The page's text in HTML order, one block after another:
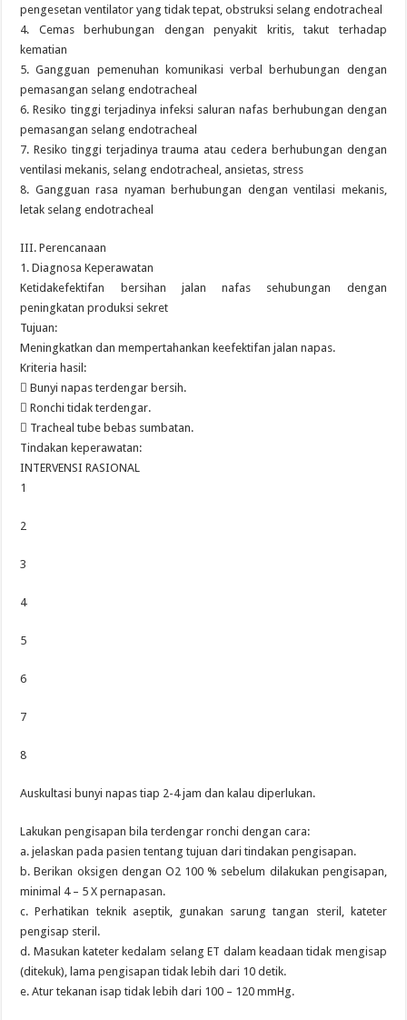
pengesetan ventilator yang tidak tepat, obstruksi selang endotracheal
4. Cemas berhubungan dengan penyakit kritis, takut terhadap
kematian
5. Gangguan pemenuhan komunikasi verbal berhubungan dengan
pemasangan selang endotracheal
6. Resiko tinggi terjadinya infeksi saluran nafas berhubungan dengan
pemasangan selang endotracheal
7. Resiko tinggi terjadinya trauma atau cedera berhubungan dengan
ventilasi mekanis, selang endotracheal, ansietas, stress
8. Gangguan rasa nyaman berhubungan dengan ventilasi mekanis,
letak selang endotracheal
III. Perencanaan
1. Diagnosa Keperawatan
Ketidakefektifan bersihan jalan nafas sehubungan dengan
peningkatan produksi sekret
Tujuan:
Meningkatkan dan mempertahankan keefektifan jalan napas.
Kriteria hasil:
 Bunyi napas terdengar bersih.
 Ronchi tidak terdengar.
 Tracheal tube bebas sumbatan.
Tindakan keperawatan:
INTERVENSI RASIONAL
1
2
3
4
5
6
7
8
Auskultasi bunyi napas tiap 2-4 jam dan kalau diperlukan.
Lakukan pengisapan bila terdengar ronchi dengan cara:
a. jelaskan pada pasien tentang tujuan dari tindakan pengisapan.
b. Berikan oksigen dengan O2 100 % sebelum dilakukan pengisapan,
minimal 4 – 5 X pernapasan.
c. Perhatikan teknik aseptik, gunakan sarung tangan steril, kateter
pengisap steril.
d. Masukan kateter kedalam selang ET dalam keadaan tidak mengisap
(ditekuk), lama pengisapan tidak lebih dari 10 detik.
e. Atur tekanan isap tidak lebih dari 100 – 120 mmHg.